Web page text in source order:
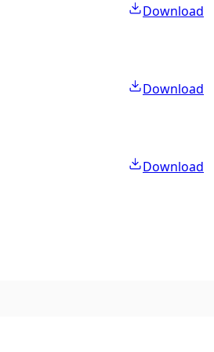
Download
Download
Download